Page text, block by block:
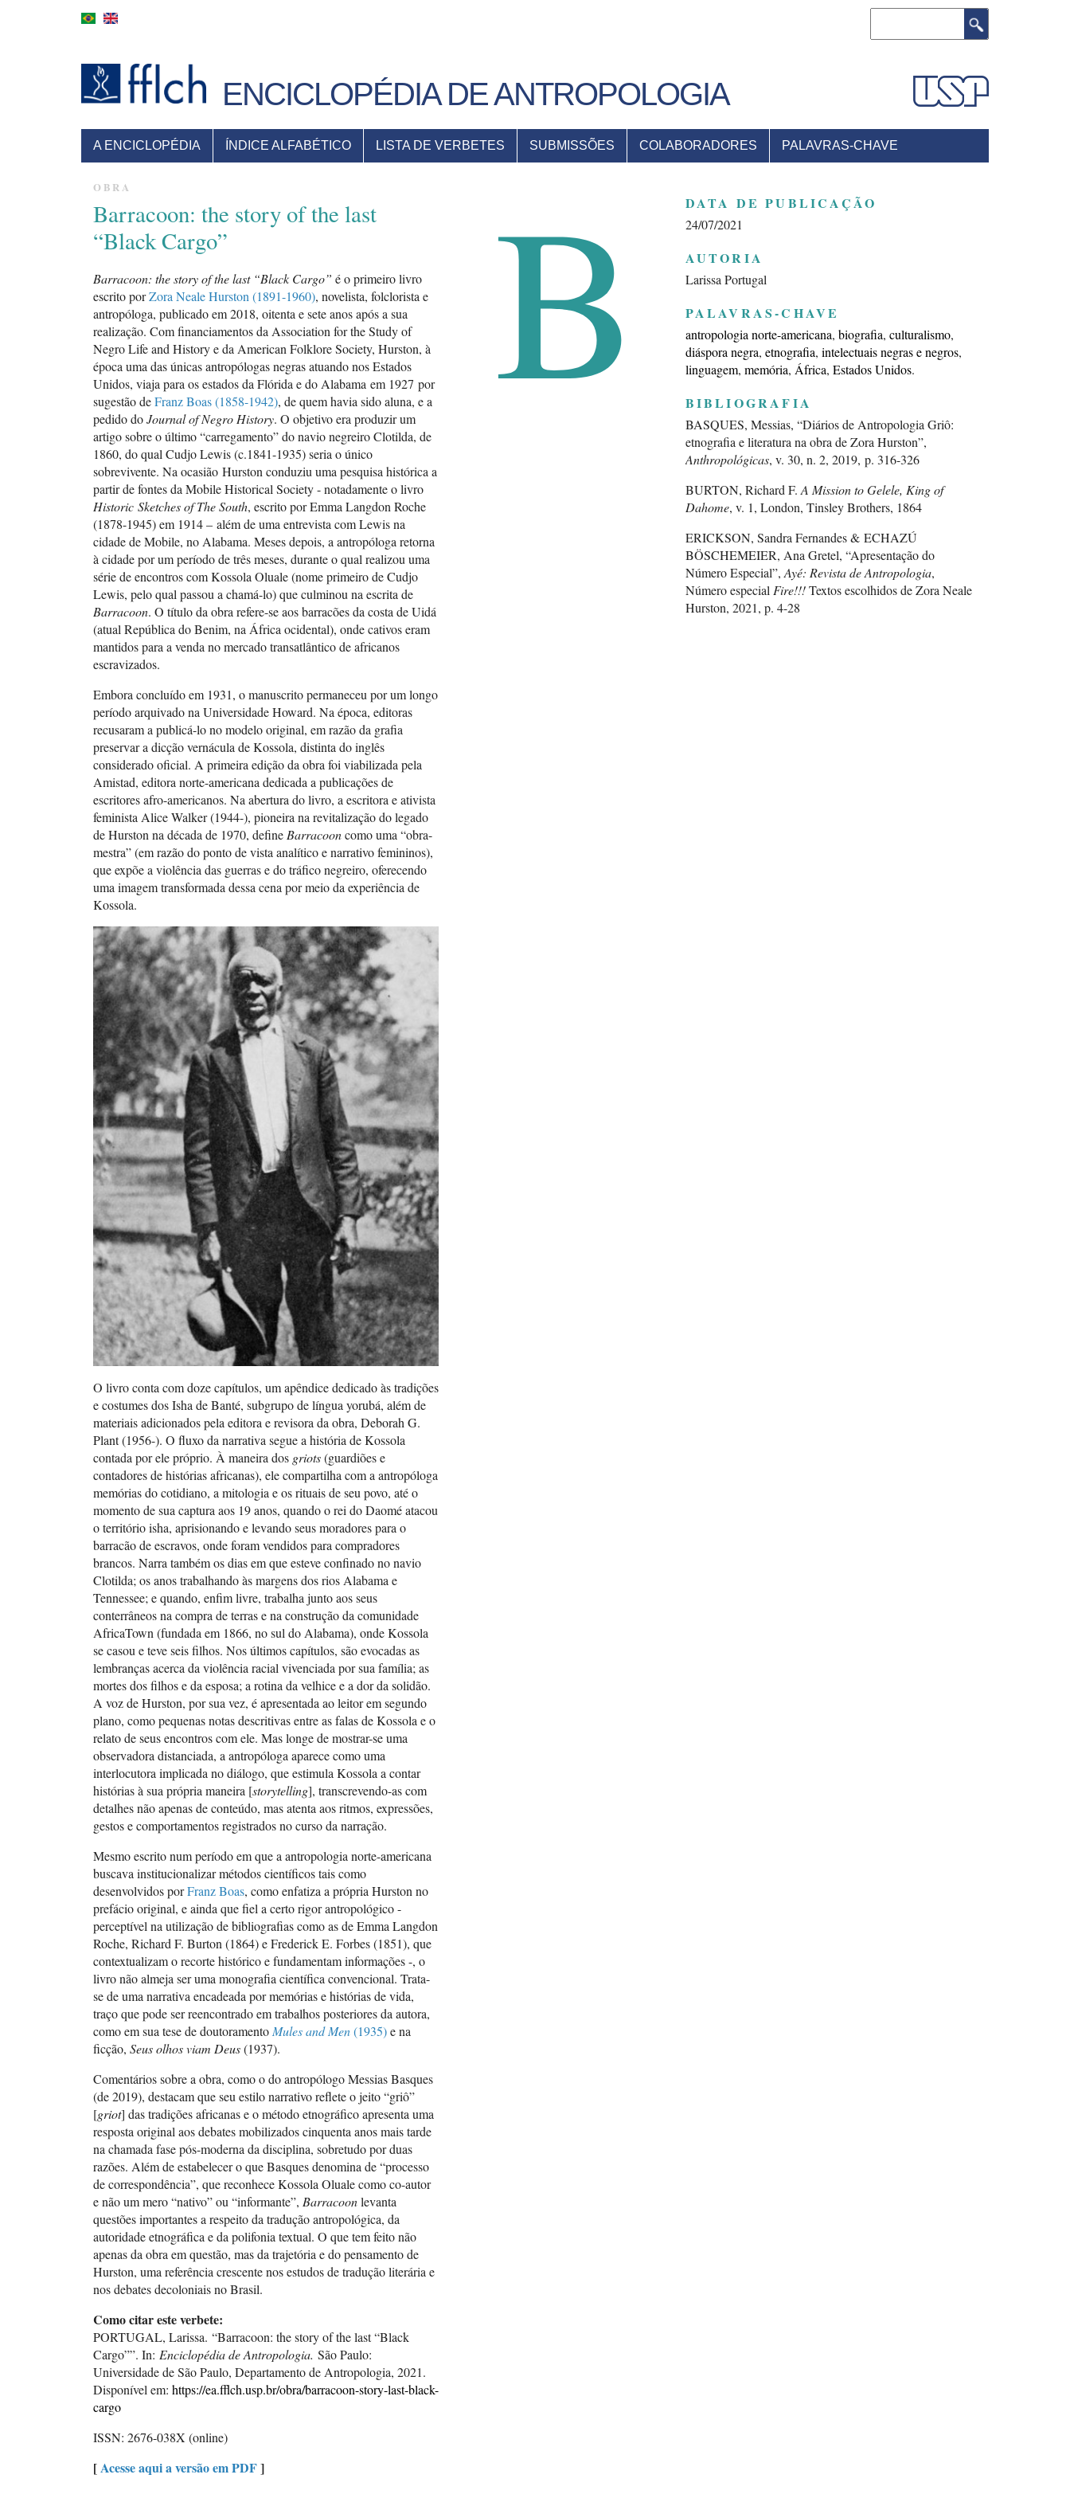
ENCICLOPÉDIA DE ANTROPOLOGIA
MENU
PRINCIPAL
A ENCICLOPÉDIA ÍNDICE ALFABÉTICO LISTA DE VERBETES SUBMISSÕES COLABORADORES PALAVRAS-CHAVE
OBRA
Barracoon: the story of the last
“Black Cargo”
Barracoon: the story of the last “Black Cargo” é o primeiro livro
escrito porZora Neale Hurston (1891-1960), novelista, folclorista e
antropóloga, publicado em 2018, oitenta e sete anos após a sua
realização. Com financiamentos da Association for the Study of
Negro Life and History e da American Folklore Society, Hurston, à
época uma das únicas antropólogas negras atuando nos Estados
Unidos, viaja para os estados da Flórida e do Alabama em 1927 por
sugestão deFranz Boas (1858-1942), de quem havia sido aluna, e a
pedido doJournal of Negro History. O objetivo era produzir um
artigo sobre o último “carregamento” do navio negreiro Clotilda, de
1860, do qual Cudjo Lewis (c.1841-1935) seria o único
sobrevivente. Na ocasião Hurston conduziu uma pesquisa histórica a
partir de fontes da Mobile Historical Society - notadamente o livro
Historic Sketches of The South, escrito por Emma Langdon Roche
(1878-1945) em 1914 – além de uma entrevista com Lewis na
cidade de Mobile, no Alabama. Meses depois, a antropóloga retorna
à cidade por um período de três meses, durante o qual realizou uma
série de encontros com Kossola Oluale (nome primeiro de Cudjo
Lewis, pelo qual passou a chamá-lo) que culminou na escrita de
Barracoon. O título da obra refere-se aos barracões da costa de Uidá
(atual República do Benim, na África ocidental), onde cativos eram
mantidos para a venda no mercado transatlântico de africanos
escravizados.
Embora concluído em 1931, o manuscrito permaneceu por um longo
período arquivado na Universidade Howard. Na época, editoras
recusaram a publicá-lo no modelo original, em razão da grafia
preservar a dicção vernácula de Kossola, distinta do inglês
considerado oficial. A primeira edição da obra foi viabilizada pela
Amistad, editora norte-americana dedicada a publicações de
escritores afro-americanos. Na abertura do livro, a escritora e ativista
feminista Alice Walker (1944-), pioneira na revitalização do legado
de Hurston na década de 1970, define Barracooncomo uma “obra-
mestra” (em razão do ponto de vista analítico e narrativo femininos),
que expõe a violência das guerras e do tráfico negreiro, oferecendo
uma imagem transformada dessa cena por meio da experiência de
Kossola.
O livro conta com doze capítulos, um apêndice dedicado às tradições
e costumes dos Isha de Banté, subgrupo de língua yorubá, além de
materiais adicionados pela editora e revisora da obra, Deborah G.
Plant (1956-). O fluxo da narrativa segue a história de Kossola
contada por ele próprio. À maneira dos griots(guardiões e
contadores de histórias africanas), ele compartilha com a antropóloga
memórias do cotidiano, a mitologia e os rituais de seu povo, até o
momento de sua captura aos 19 anos, quando o rei do Daomé atacou
o território isha, aprisionando e levando seus moradores para o
barracão de escravos, onde foram vendidos para compradores
brancos. Narra também os dias em que esteve confinado no navio
Clotilda; os anos trabalhando às margens dos rios Alabama e
Tennessee; e quando, enfim livre, trabalha junto aos seus
conterrâneos na compra de terras e na construção da comunidade
AfricaTown (fundada em 1866, no sul do Alabama), onde Kossola
se casou e teve seis filhos. Nos últimos capítulos, são evocadas as
lembranças acerca da violência racial vivenciada por sua família; as
mortes dos filhos e da esposa; a rotina da velhice e a dor da solidão.
A voz de Hurston, por sua vez, é apresentada ao leitor em segundo
plano, como pequenas notas descritivas entre as falas de Kossola e o
relato de seus encontros com ele. Mas longe de mostrar-se uma
observadora distanciada, a antropóloga aparece como uma
interlocutora implicada no diálogo, que estimula Kossola a contar
histórias à sua própria maneira [storytelling], transcrevendo-as com
detalhes não apenas de conteúdo, mas atenta aos ritmos, expressões,
gestos e comportamentos registrados no curso da narração.
Mesmo escrito num período em que a antropologia norte-americana
buscava institucionalizar métodos científicos tais como
desenvolvidos porFranz Boas, como enfatiza a própria Hurston no
prefácio original, e ainda que fiel a certo rigor antropológico -
perceptível na utilização de bibliografias como as de Emma Langdon
Roche, Richard F. Burton (1864) e Frederick E. Forbes (1851), que
contextualizam o recorte histórico e fundamentam informações -, o
livro não almeja ser uma monografia científica convencional. Trata-
se de uma narrativa encadeada por memórias e histórias de vida,
traço que pode ser reencontrado em trabalhos posteriores da autora,
como em sua tese de doutoramento Mules and Men(1935)e na
ficção, Seus olhos viam Deus(1937).
Comentários sobre a obra, como o do antropólogo Messias Basques
(de 2019), destacam que seu estilo narrativo reflete o jeito “griô”
[griot] das tradições africanas e o método etnográfico apresenta uma
resposta original aos debates mobilizados cinquenta anos mais tarde
na chamada fase pós-moderna da disciplina, sobretudo por duas
razões. Além de estabelecer o que Basques denomina de “processo
de correspondência”, que reconhece Kossola Oluale como co-autor
e não um mero “nativo” ou “informante”, Barracoonlevanta
questões importantes a respeito da tradução antropológica, da
autoridade etnográfica e da polifonia textual. O que tem feito não
apenas da obra em questão, mas da trajetória e do pensamento de
Hurston, uma referência crescente nos estudos de tradução literária e
nos debates decoloniais no Brasil.
Como citar este verbete:
PORTUGAL, Larissa. “Barracoon: the story of the last “Black
Cargo””. In: Enciclopédia de Antropologia. São Paulo:
Universidade de São Paulo, Departamento de Antropologia, 2021.
Disponível em: https://ea.fflch.usp.br/obra/barracoon-story-last-black-
cargo
ISSN: 2676-038X (online)
[Acesse aqui a versão em PDF]
B DATA DE PUBLICAÇÃO
24/07/2021
AUTORIA
Larissa Portugal
PALAVRAS-CHAVE
antropologia norte-americana biografia culturalismo
diáspora negra etnografia intelectuais negras e negros
linguagem memória África Estados Unidos
BIBLIOGRAFIA
BASQUES, Messias, “Diários de Antropologia Griô:
etnografia e literatura na obra de Zora Hurston”,
Anthropológicas, v. 30, n. 2, 2019, p. 316-326
BURTON, Richard F. A Mission to Gelele, King of
Dahome, v. 1, London, Tinsley Brothers, 1864
ERICKSON, Sandra Fernandes & ECHAZÚ
BÖSCHEMEIER, Ana Gretel, “Apresentação do
Número Especial”, Ayé: Revista de Antropologia,
Número especial Fire!!!Textos escolhidos de Zora Neale
Hurston, 2021, p. 4-28